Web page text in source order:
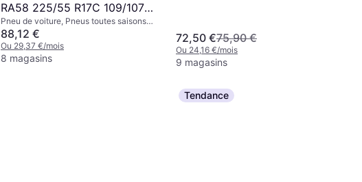
RA58 225/55 R17C 109/107H
8PR
Pneu de voiture, Pneus toutes saisons,
Pneus d'été, Non, Voiture de Tourisme,
Véhicule Utilitaire Léger, Profil 65 %, 90
%, 80 %, 75 %, 60 %, 70 %, 55 %, Indice
de Vitesse P (150 km/h), S (180 km/h), R
88,12 €
Ou 29,37 €/mois
8 magasins
72,50 €75,90 €
Ou 24,16 €/mois
9 magasins
Tendance